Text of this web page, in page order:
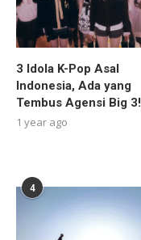
3 Idola K-Pop Asal
Indonesia, Ada yang
Tembus Agensi Big 3!
1 year ago
4